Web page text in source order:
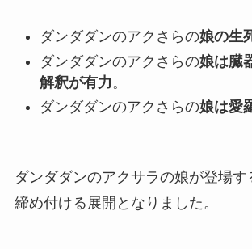
ダンダダンのアクさらの娘の生
ダンダダンのアクさらの娘は臓
解釈が有力 。
ダンダダンのアクさらの娘は愛
ダンダダンのアクサラの娘が登場す
締め付ける展開となりました。